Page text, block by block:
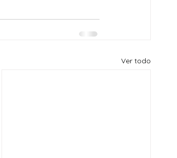
Ver todo